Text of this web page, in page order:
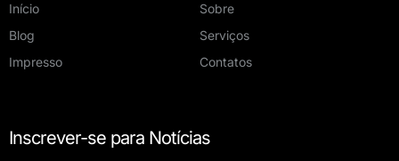
Início
Sobre
Blog
Serviços
Impresso
Contatos
Inscrever-se para Notícias